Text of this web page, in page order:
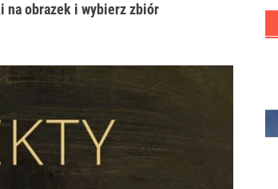
na obrazek i wybierz zbiór